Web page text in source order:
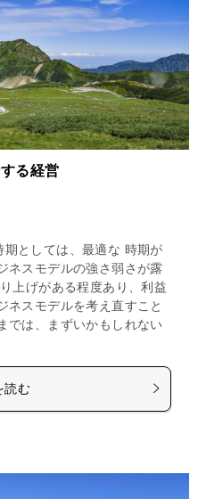
る経営
としては、最適な 時期が
ネスモデルの強さ弱さが露
上げがある程度あり、利益
ネスモデルを考え直すこと
では、まずいかもしれない
読む